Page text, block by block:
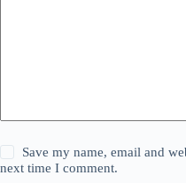
Save my name, email and
next time I comment.